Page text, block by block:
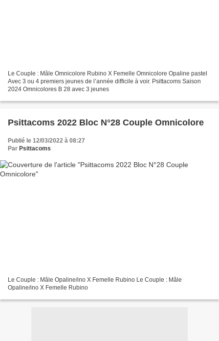
Le Couple : Mâle Omnicolore Rubino X Femelle Omnicolore Opaline pastel
Avec 3 ou 4 premiers jeunes de l’année difficile à voir. Psittacoms Saison
2024 Omnicolores B 28 avec 3 jeunes
Psittacoms 2022 Bloc N°28 Couple Omnicolore
Publié le 12/03/2022 à 08:27
Par Psittacoms
Le Couple : Mâle Opaline/ino X Femelle Rubino Le Couple : Mâle
Opaline/ino X Femelle Rubino